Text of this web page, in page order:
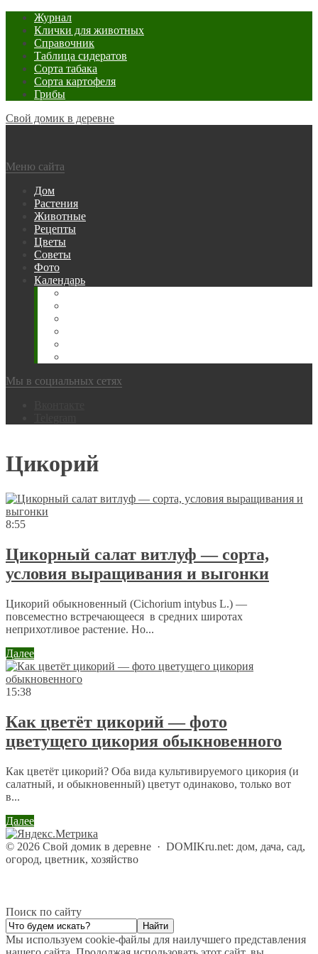
Журнал
Клички для животных
Справочник
Таблица сидератов
Сорта табака
Сорта картофеля
Грибы
Свой домик в деревне
Меню сайта
Дом
Растения
Животные
Рецепты
Цветы
Советы
Фото
Календарь
Мы в социальных сетях
Цикорий
8:55
Цикорный салат витлуф — сорта,
условия выращивания и выгонки
Цикорий обыкновенный (Cichorium intybus L.) —
повсеместно встречающееся в средних широтах
неприхотливое растение. Но...
Далее
15:38
Как цветёт цикорий — фото
цветущего цикория обыкновенного
Как цветёт цикорий? Оба вида культивируемого цикория (и
салатный, и обыкновенный) цветут одинаково, только вот
в...
Далее
© 2026 Свой домик в деревне · DOMIKru.net: дом, дача, сад,
огород, цветник, хозяйство
Поиск по сайту
Мы используем cookie-файлы для наилучшего представления